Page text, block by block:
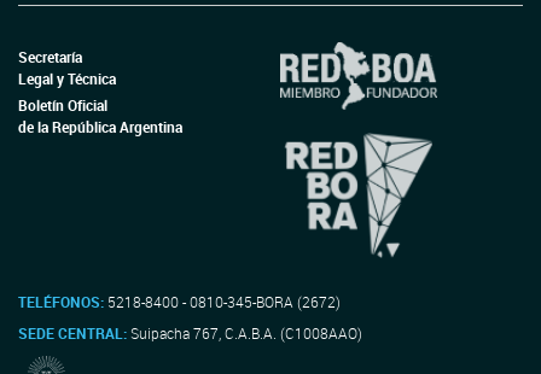
Secretaría
Legal y Técnica
Boletín Oficial
de la República Argentina
TELÉFONOS: 5218-8400 - 0810-345-BORA (2672)
SEDE CENTRAL:Suipacha 767, C.A.B.A. (C1008AAO)